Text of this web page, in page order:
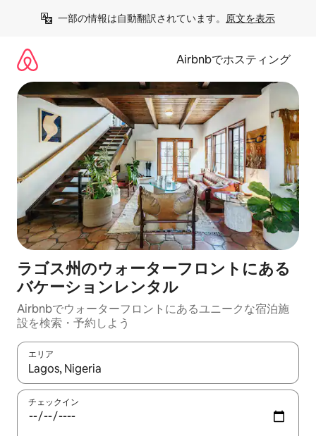
一部の情報は自動翻訳されています。 原文を表示
Airbnbでホスティング
ラゴス州のウォーターフロントにある
バケーションレンタル
Airbnbでウォーターフロントにあるユニークな宿泊施
設を検索・予約しよう
エリア
検索結果が表示されたら、上下の矢印キーを使って移動するか
チェックイン